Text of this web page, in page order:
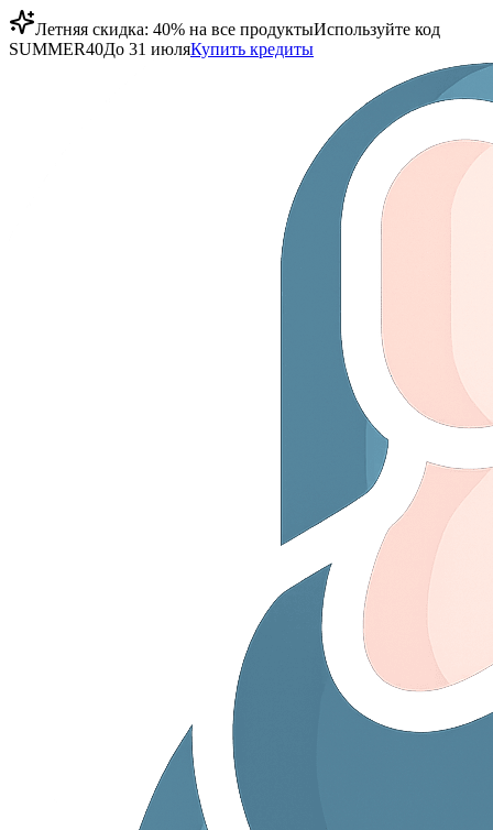
Летняя скидка: 40% на все продуктыИспользуйте код
SUMMER40До 31 июляКупить кредиты